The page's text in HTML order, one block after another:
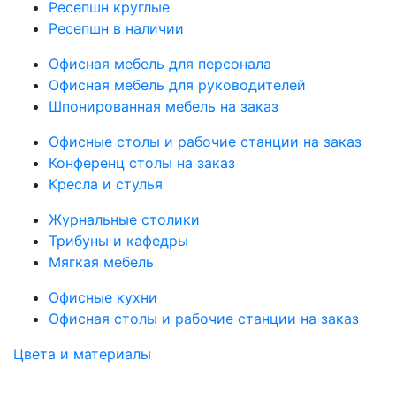
Ресепшн круглые
Ресепшн в наличии
Офисная мебель для персонала
Офисная мебель для руководителей
Шпонированная мебель на заказ
Офисные столы и рабочие станции на заказ
Конференц столы на заказ
Кресла и стулья
Журнальные столики
Трибуны и кафедры
Мягкая мебель
Офисные кухни
Офисная столы и рабочие станции на заказ
Цвета и материалы